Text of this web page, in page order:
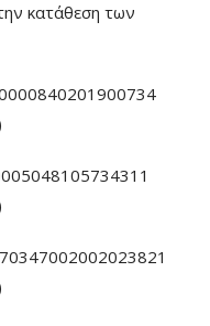
κατάθεση των